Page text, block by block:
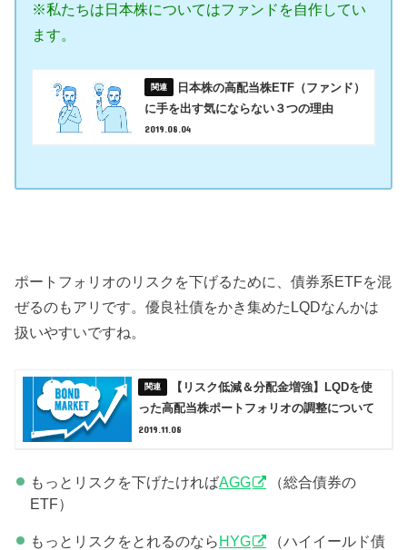
※私たちは日本株についてはファンドを自作してい
ます。
日本株の高配当株ETF（ファンド）
に手を出す気にならない３つの理由
2019.08.04
ポートフォリオのリスクを下げるために、債券系ETFを混
ぜるのもアリです。優良社債をかき集めたLQDなんかは
扱いやすいですね。
【リスク低減＆分配金増強】LQDを使
った高配当株ポートフォリオの調整について
2019.11.08
もっとリスクを下げたければAGG
（総合債券の
ETF）
もっとリスクをとれるのならHYG
（ハイイールド債